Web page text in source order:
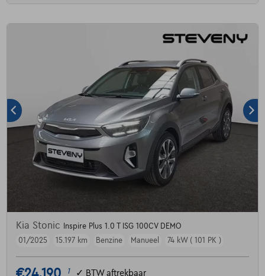
Kia Stonic
Inspire Plus 1.0 T ISG 100CV DEMO
01/2025
15.197 km Benzine Manueel 74 kW ( 101 PK )
1 ✓ BTW aftrekbaar